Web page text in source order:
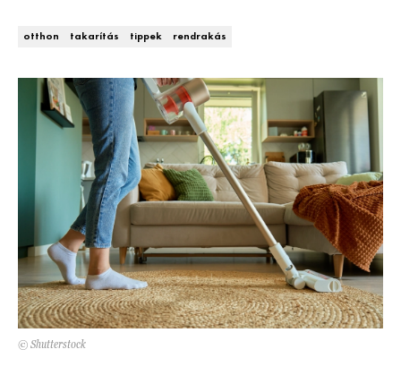
otthon takarítás tippek rendrakás
© Shutterstock